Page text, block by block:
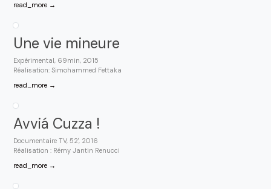
read_more →
Une vie mineure
Expérimental, 69min, 2015
Réalisation: Simohammed Fettaka
read_more →
Avviá Cuzza !
Documentaire TV, 52', 2016
Réalisation : Rémy Jantin Renucci
read_more →